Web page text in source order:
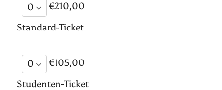
€210,00
Standard-Ticket
€105,00
Studenten-Ticket